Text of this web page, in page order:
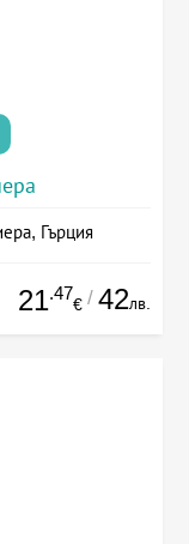
Гърция
21.47
€ / 42лв.